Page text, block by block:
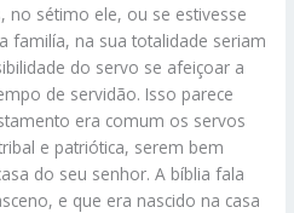
no sétimo ele, ou se estivesse
familía, na sua totalidade seriam
do servo se afeiçoar a
de servidão. Isso parece
era comum os servos
e patriótica, serem bem
do seu senhor. A bíblia fala
e que era nascido na casa